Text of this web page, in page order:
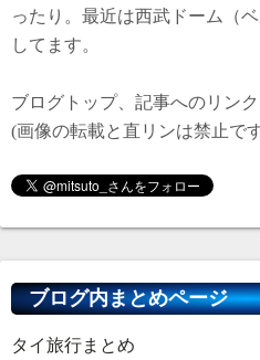
ったり。最近は西武ドーム（
してます。
ブログトップ、記事へのリン
(画像の転載と直リンは禁止で
ブログ内まとめページ
タイ旅行まとめ